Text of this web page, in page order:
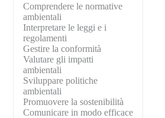
Comprendere le normative
ambientali
Interpretare le leggi e i
regolamenti
Gestire la conformità
Valutare gli impatti
ambientali
Sviluppare politiche
ambientali
Promuovere la sostenibilità
Comunicare in modo efficace